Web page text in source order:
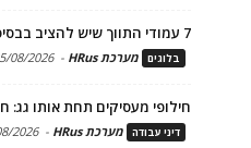
7 עמודי התווך שיש להציב בבסיס תהליך הגיוס ומיתוג המעסיק
בלוגים מערכת HRus -
08/2026
חילופי מעסיקים תחת אותו
דיני עבודה מערכת HRus -
2026